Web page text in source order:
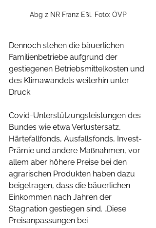
Abg z NR Franz Eßl. Foto: ÖVP
Dennoch stehen die bäuerlichen
Familienbetriebe aufgrund der
gestiegenen Betriebsmittelkosten und
des Klimawandels weiterhin unter
Druck.
Covid-Unterstützungsleistungen des
Bundes wie etwa Verlustersatz,
Härtefallfonds, Ausfallsfonds, Invest-
Prämie und andere Maßnahmen, vor
allem aber höhere Preise bei den
agrarischen Produkten haben dazu
beigetragen, dass die bäuerlichen
Einkommen nach Jahren der
Stagnation gestiegen sind. „Diese
Preisanpassungen bei